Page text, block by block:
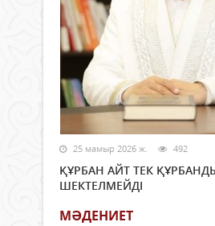
25 мамыр 2026 ж. 492
ҚҰРБАН АЙТ ТЕК
ШЕКТЕЛМЕЙДІ
МӘДЕНИЕТ